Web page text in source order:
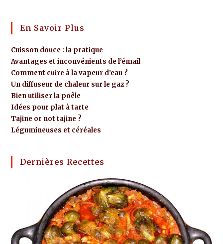
En Savoir Plus
Cuisson douce : la pratique
Avantages et inconvénients de l’émail
Comment cuire à la vapeur d’eau ?
Un diffuseur de chaleur sur le gaz ?
Bien utiliser la poêle
Idées pour plat à tarte
Tajine or not tajine ?
Légumineuses et céréales
Dernières Recettes